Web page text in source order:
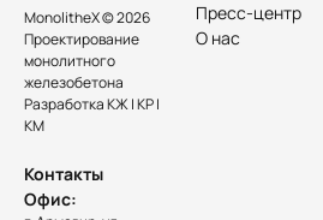
MonolitheX © 2026
Проектирование
монолитного
железобетона
Разработка КЖ | КР |
КМ
Пресс-центр
О нас
Контакты
Офис: